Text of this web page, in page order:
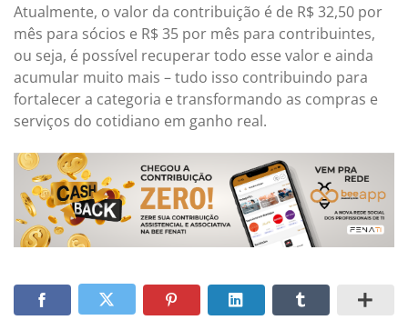
Atualmente, o valor da contribuição é de R$ 32,50 por
mês para sócios e R$ 35 por mês para contribuintes,
ou seja, é possível recuperar todo esse valor e ainda
acumular muito mais – tudo isso contribuindo para
fortalecer a categoria e transformando as compras e
serviços do cotidiano em ganho real.